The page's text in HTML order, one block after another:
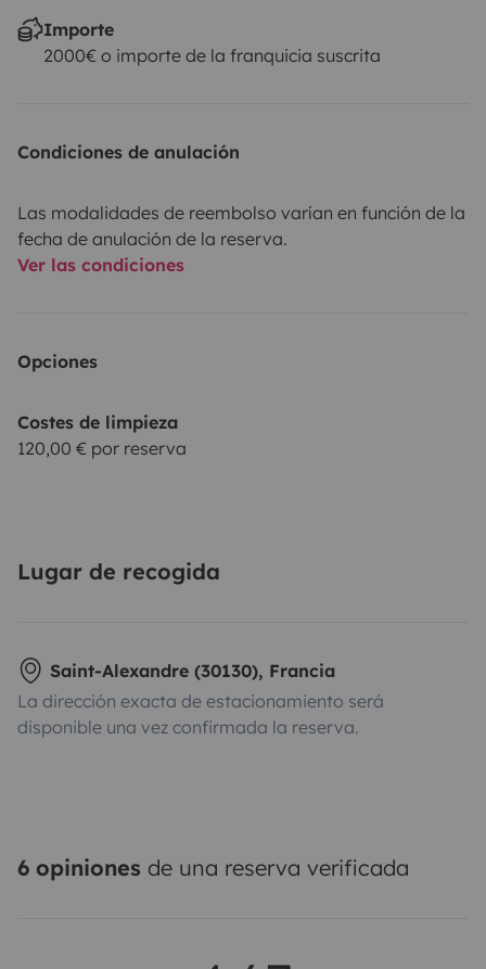
Importe
2000€ o importe de la franquicia suscrita
Condiciones de anulación
Las modalidades de reembolso varían en función de la
fecha de anulación de la reserva.
Ver las condiciones
Opciones
Costes de limpieza
120,00 € por reserva
Lugar de recogida
Saint-Alexandre (30130), Francia
La dirección exacta de estacionamiento será
disponible una vez confirmada la reserva.
6 opiniones de una reserva verificada